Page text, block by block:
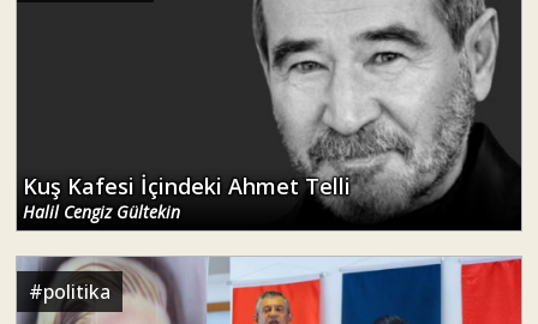
Kuş Kafesi İçindeki Ahmet Telli
Halil Cengiz Gültekin
#politika